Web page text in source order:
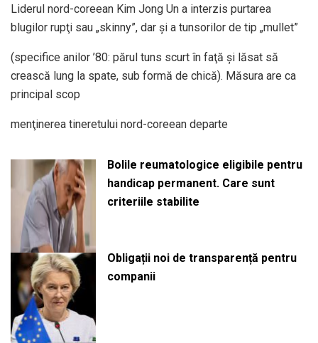
Liderul nord-coreean Kim Jong Un a interzis purtarea
blugilor rupţi sau „skinny”, dar şi a tunsorilor de tip „mullet”
(specifice anilor ’80: părul tuns scurt în faţă şi lăsat să
crească lung la spate, sub formă de chică). Măsura are ca
principal scop
menţinerea tineretului nord-coreean departe
Bolile reumatologice eligibile pentru
handicap permanent. Care sunt
criteriile stabilite
Obligații noi de transparență pentru
companii